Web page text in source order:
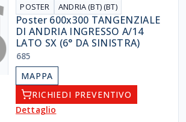
POSTER ANDRIA (BT) (BT)
Poster 600x300 TANGENZIALE
DI ANDRIA INGRESSO A/14
LATO SX (6° DA SINISTRA)
685
MAPPA
RICHIEDI PREVENTIVO
Dettaglio